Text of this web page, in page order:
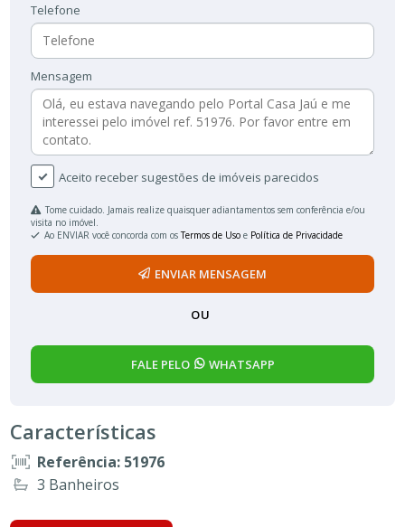
Telefone
Mensagem
Aceito receber sugestões de imóveis parecidos
Tome cuidado. Jamais realize quaisquer adiantamentos sem conferência e/ou
visita no imóvel.
Ao ENVIAR você concorda com osTermos de Uso e Política de Privacidade
ENVIAR MENSAGEM
OU
FALE PELO WHATSAPP
Características
Referência: 51976
3 Banheiros